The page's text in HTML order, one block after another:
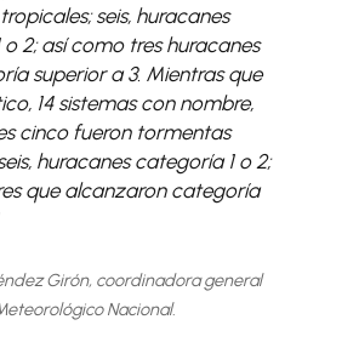
seis, huracanes
2; así como tres huracanes
superior a 3. Mientras que
14 sistemas con nombre,
cinco fueron tormentas
huracanes categoría 1 o 2;
que alcanzaron categoría
Girón, coordinadora general
Nacional.